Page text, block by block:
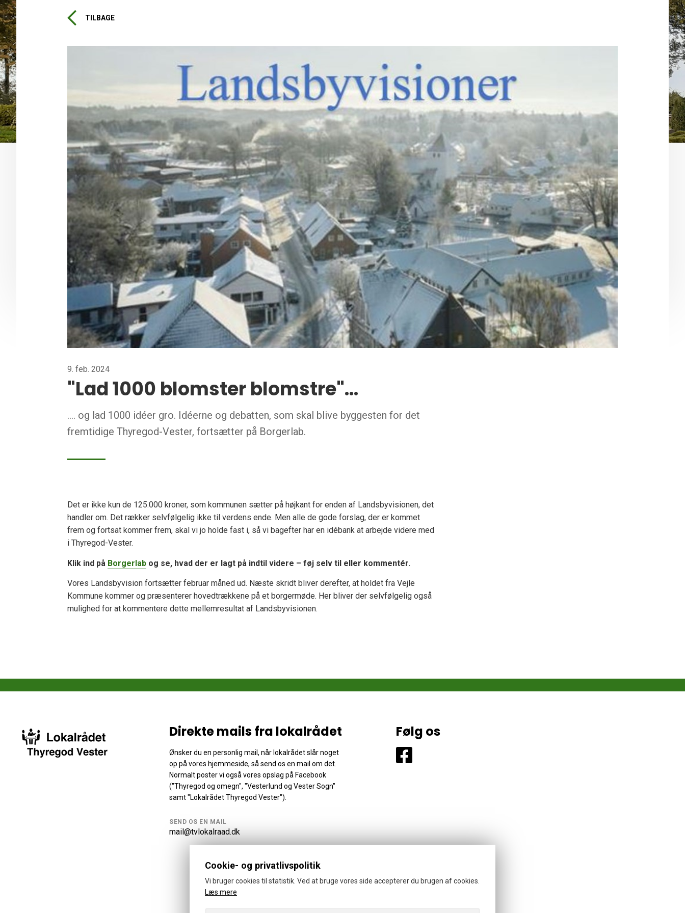
TILBAGE
9. feb. 2024
"Lad 1000 blomster blomstre"...
.... og lad 1000 idéer gro. Idéerne og debatten, som skal blive byggesten for det
fremtidige Thyregod-Vester, fortsætter på Borgerlab.
Det er ikke kun de 125.000 kroner, som kommunen sætter på højkant for enden af Landsbyvisionen, det
handler om. Det rækker selvfølgelig ikke til verdens ende. Men alle de gode forslag, der er kommet
frem og fortsat kommer frem, skal vi jo holde fast i, så vi bagefter har en idébank at arbejde videre med
i Thyregod-Vester.
Klik ind på Borgerlab og se, hvad der er lagt på indtil videre – føj selv til eller kommentér.
Vores Landsbyvision fortsætter februar måned ud. Næste skridt bliver derefter, at holdet fra Vejle
Kommune kommer og præsenterer hovedtrækkene på et borgermøde. Her bliver der selvfølgelig også
mulighed for at kommentere dette mellemresultat af Landsbyvisionen.
Direkte mails fra lokalrådet
Ønsker du en personlig mail, når lokalrådet slår noget
op på vores hjemmeside, så send os en mail om det.
Normalt poster vi også vores opslag på Facebook
("Thyregod og omegn", "Vesterlund og Vester Sogn"
samt "Lokalrådet Thyregod Vester").
SEND OS EN MAIL
mail@tvlokalraad.dk
Følg os
Cookie- og privatlivspolitik
Vi bruger cookies til statistik. Ved at bruge vores side accepterer du brugen af cookies.
Læs mere